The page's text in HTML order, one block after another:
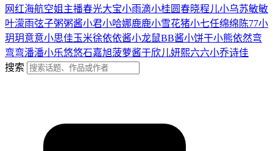
网红海航空姐 主播春光大宝小雨滴小桂圆春晓程儿小乌苏敏敏
叶濛雨弦子粥粥酱小君小哈娜鹿鹿小雪花猪小七任绵绵 陈77小
玥玥意意小思佳玉米徐依依酱小龙鼠BB酱小饼干小熊依然弯
弯弯潘潘小乐悠悠石嘉旭菠萝酱于欣儿妍熙六六小乔诗佳
搜索